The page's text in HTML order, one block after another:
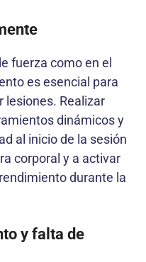
fuerza como en el
es esencial para
lesiones. Realizar
dinámicos y
al inicio de la sesión
corporal y a activar
durante la
y falta de